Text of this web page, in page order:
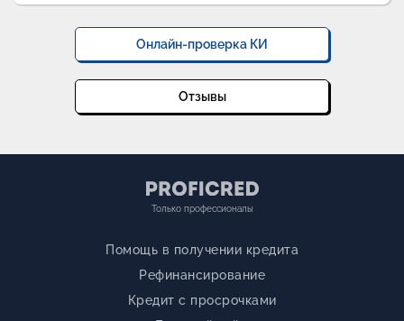
Онлайн-проверка КИ
Отзывы
Только профессионалы
Помощь в получении кредита
Рефинансирование
Кредит с просрочками